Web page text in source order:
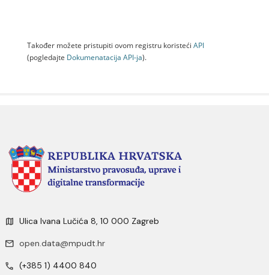
Također možete pristupiti ovom registru koristeći API
(pogledajte Dokumenаtаcijа API-jа).